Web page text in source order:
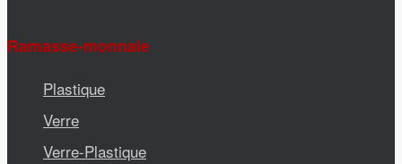
Ramasse-monnaie
Plastique
Verre
Verre-Plastique